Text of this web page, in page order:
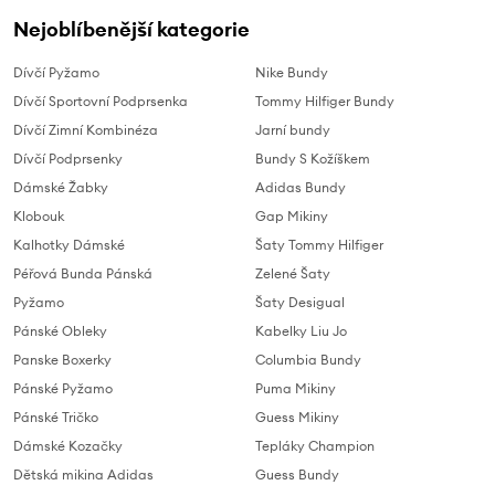
Nejoblíbenější kategorie
Dívčí Pyžamo
Dívčí Sportovní Podprsenka
Dívčí Zimní Kombinéza
Dívčí Podprsenky
Dámské Žabky
Klobouk
Kalhotky Dámské
Péřová Bunda Pánská
Pyžamo
Pánské Obleky
Panske Boxerky
Pánské Pyžamo
Pánské Tričko
Dámské Kozačky
Dětská mikina Adidas
Nike Bundy
Tommy Hilfiger Bundy
Jarní bundy
Bundy S Kožíškem
Adidas Bundy
Gap Mikiny
Šaty Tommy Hilfiger
Zelené Šaty
Šaty Desigual
Kabelky Liu Jo
Columbia Bundy
Puma Mikiny
Guess Mikiny
Tepláky Champion
Guess Bundy